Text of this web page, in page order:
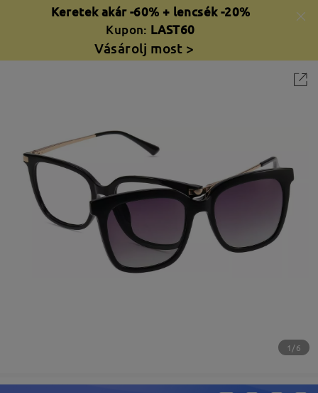
Keretek akár -60% + lencsék -20%
Kupon: LAST60
Vásárolj most >
1/6